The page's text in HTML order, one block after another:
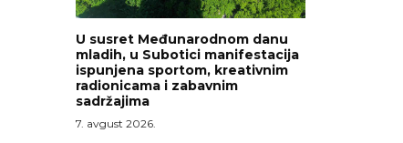
U susret Međunarodnom danu
mladih, u Subotici manifestacija
ispunjena sportom, kreativnim
radionicama i zabavnim
sadržajima
7. avgust 2026.